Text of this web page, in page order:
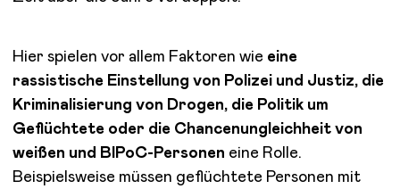
Hier spielen vor allem Faktoren wie eine
rassistische Einstellung von Polizei und Justiz, die
Kriminalisierung von Drogen, die Politik um
Geflüchtete oder die Chancenungleichheit von
weißen und BIPoC-Personen eine Rolle.
Beispielsweise müssen geflüchtete Personen mit